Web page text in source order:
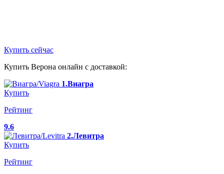
Купить сейчас
Купить Верона онлайн с доставкой:
1.Виагра
Купить
Рейтинг
9.6
2.Левитра
Купить
Рейтинг